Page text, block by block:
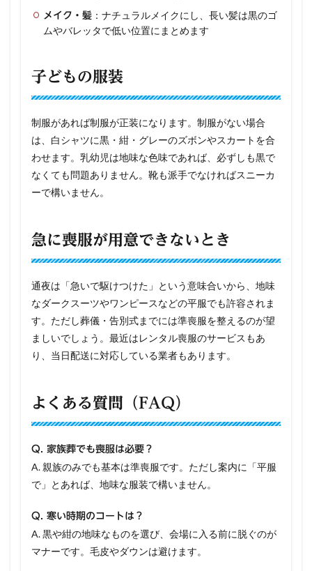
メイク・髪 ：ナチュラルメイクにし、長い髪は黒のゴ
ムやバレッタで低い位置にまとめます
子どもの服装
制服があれば制服が正装になります。制服がない場合
は、白シャツに黒・紺・グレーのズボンやスカートを合
わせます。乳幼児は地味な色味であれば、必ずしも黒で
なくても問題ありません。靴も派手でなければスニーカ
ーで構いません。
急に喪服が用意できないとき
通夜は「急いで駆けつけた」という意味合いから、地味
なダークスーツやワンピースなどの平服でも許容されま
す。ただし葬儀・告別式までには準喪服を整えるのが望
ましいでしょう。最近はレンタル喪服のサービスもあ
り、当日配送に対応している業者もあります。
よくある質問（FAQ）
Q. 家族葬でも喪服は必要？
A. 親族のみでも基本は準喪服です。ただし案内に「平服
で」とあれば、地味な服装で構いません。
Q. 寒い時期のコートは？
A. 黒や紺の地味なものを選び、会場に入る前に脱ぐのが
マナーです。毛皮やダウンは避けます。